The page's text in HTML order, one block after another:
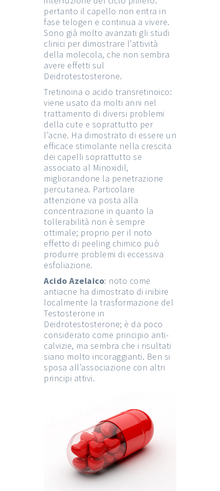
pertanto il capello non entra in
fase telogen e continua a vivere.
Sono già molto avanzati gli studi
clinici per dimostrare l’attività
della molecola, che non sembra
avere effetti sul
Deidrotestosterone.
Tretinoina o acido transretinoico:
viene usato da molti anni nel
trattamento di diversi problemi
della cute e soprattutto per
l’acne. Ha dimostrato di essere un
efficace stimolante nella crescita
dei capelli soprattutto se
associato al Minoxidil,
migliorandone la penetrazione
percutanea. Particolare
attenzione va posta alla
concentrazione in quanto la
tollerabilità non è sempre
ottimale; proprio per il noto
effetto di peeling chimico può
produrre problemi di eccessiva
esfoliazione.
Acido Azelaico: noto come
antiacne ha dimostrato di inibire
localmente la trasformazione del
Testosterone in
Deidrotestosterone; è da poco
considerato come principio anti-
calvizie, ma sembra che i risultati
siano molto incoraggianti. Ben si
sposa all’associazione con altri
principi attivi.